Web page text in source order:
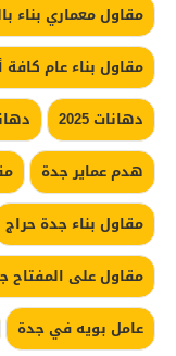
مقاول معماري بناء
مقاول بناء عام كافة
دهانات 2025
هدم عماير جدة
مقاول بناء جدة حراج
مقاول على المفتاح
عامل بويه في جدة